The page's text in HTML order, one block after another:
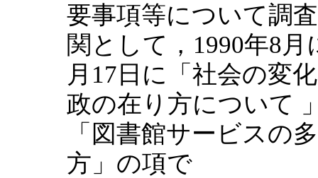
要事項等について調
関として，1990年8
月17日に「社会の変
政の在り方について
「図書館サービスの
方」の項で